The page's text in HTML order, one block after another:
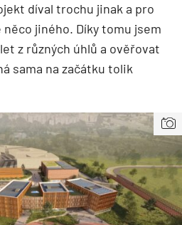
díval trochu jinak a pro
jiného. Díky tomu jsem
z různých úhlů a ověřovat
sama na začátku tolik